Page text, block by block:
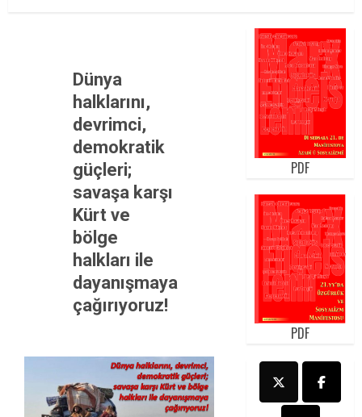
Dünya
halklarını,
devrimci,
demokratik
güçleri;
savaşa karşı
Kürt ve
bölge
halkları ile
dayanışmaya
çağırıyoruz!
PDF
PDF